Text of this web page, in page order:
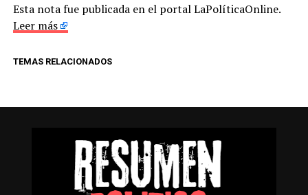
Esta nota fue publicada en el portal LaPolíticaOnline.
Leer más
TEMAS RELACIONADOS